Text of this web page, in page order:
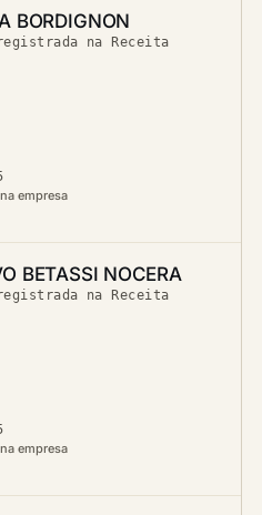
BORDIGNON
na Receita
empresa
BETASSI NOCERA
na Receita
empresa